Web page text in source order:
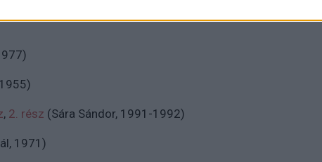
, 2. rész (Sára Sándor, 1991-1992)
1971)